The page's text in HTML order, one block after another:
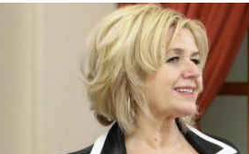
Turizmus,
múzeumi köntösben? 1.
Jászberényi
Corvinus Egyetem
tanárával